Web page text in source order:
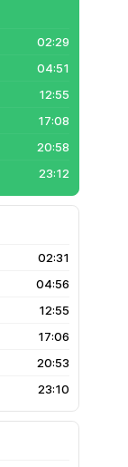
02:29
04:51
12:55
17:08
20:58
23:12
02:31
04:56
12:55
17:06
20:53
23:10